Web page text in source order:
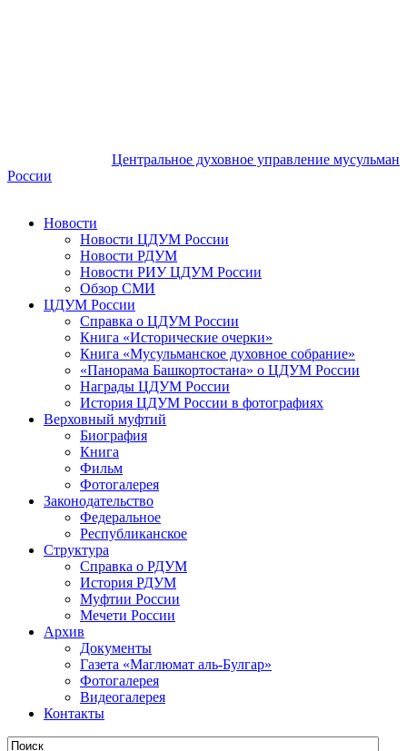
Центральное духовное управление мусульман
России
Новости
Новости ЦДУМ России
Новости РДУМ
Новости РИУ ЦДУМ России
Обзор СМИ
ЦДУМ России
Справка о ЦДУМ России
Книга «Исторические очерки»
Книга «Мусульманское духовное собрание»
«Панорама Башкортостана» о ЦДУМ России
Награды ЦДУМ России
История ЦДУМ России в фотографиях
Верховный муфтий
Биография
Книга
Фильм
Фотогалерея
Законодательство
Федеральное
Республиканское
Структура
Справка о РДУМ
История РДУМ
Муфтии России
Мечети России
Архив
Документы
Газета «Маглюмат аль-Булгар»
Фотогалерея
Видеогалерея
Контакты